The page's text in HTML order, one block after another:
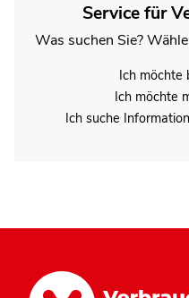
Service für
Was suchen Sie?
Ich möchte
Ich möchte
Ich suche